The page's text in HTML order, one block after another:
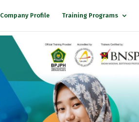
Company Profile Training Programs